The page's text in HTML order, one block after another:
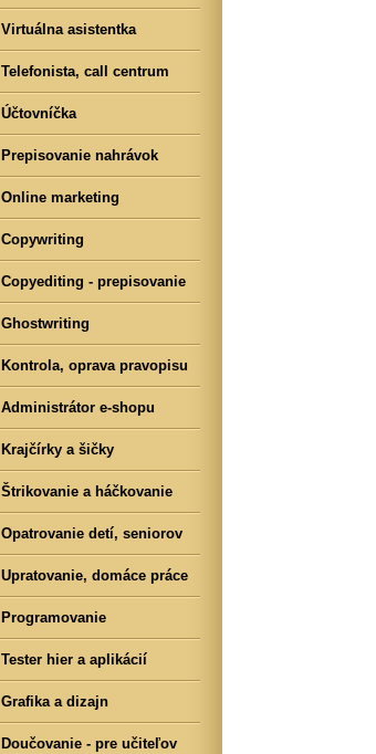
Virtuálna asistentka
Telefonista, call centrum
Účtovníčka
Prepisovanie nahrávok
Online marketing
Copywriting
Copyediting - prepisovanie
Ghostwriting
Kontrola, oprava pravopisu
Administrátor e-shopu
Krajčírky a šičky
Štrikovanie a háčkovanie
Opatrovanie detí, seniorov
Upratovanie, domáce práce
Programovanie
Tester hier a aplikácií
Grafika a dizajn
Doučovanie - pre učiteľov